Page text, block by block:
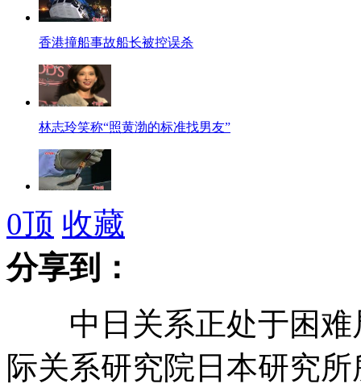
香港撞船事故船长被控误杀
林志玲笑称“照黄渤的标准找男友”
香港实施进口活禽H7快速测试
300年前百件满族旗装亮相 市民惊叹做工精美
0顶 收藏
分享到：
中日关系正处于困难
际关系研究院日本研究